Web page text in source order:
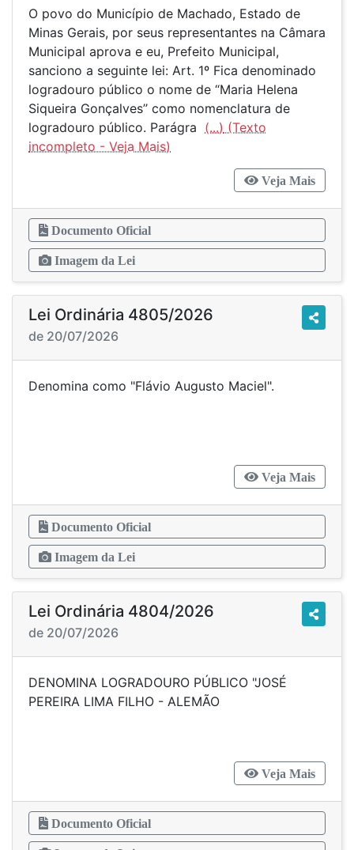
O povo do Município de Machado, Estado de
Minas Gerais, por seus representantes na Câmara
Municipal aprova e eu, Prefeito Municipal,
sanciono a seguinte lei: Art. 1º Fica denominado
logradouro público o nome de “Maria Helena
Siqueira Gonçalves’’ como nomenclatura de
logradouro público. Parágra (...)
Veja Mais
Documento Oficial
Imagem da Lei
Lei Ordinária 4805/2026
de 20/07/2026
Denomina como "Flávio Augusto Maciel".
Veja Mais
Documento Oficial
Imagem da Lei
Lei Ordinária 4804/2026
de 20/07/2026
DENOMINA LOGRADOURO PÚBLICO "JOSÉ
PEREIRA LIMA FILHO - ALEMÃO
Veja Mais
Documento Oficial